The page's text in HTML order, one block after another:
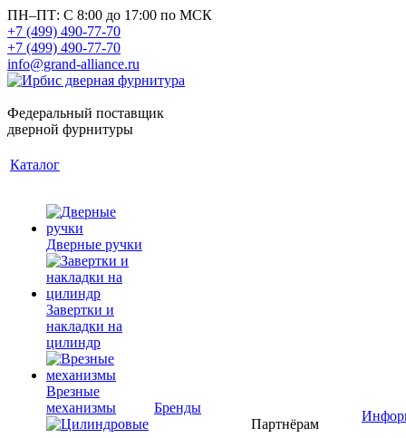
ПН–ПТ: С 8:00 до 17:00 по МСК
+7 (499) 490-77-70
+7 (499) 490-77-70
info@grand-alliance.ru
Федеральный поставщик
дверной фурнитуры
Каталог
Дверные ручки
Завертки и
накладки на
цилиндр
Врезные
механизмы
Бренды
Партнёрам